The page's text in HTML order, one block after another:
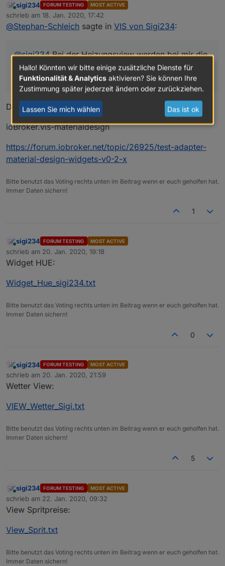
VIEW_Heizung_1_sigi234.txt
View_Hue_Sigi234.txt
nicht mit importiert.
Online
sigi234 FORUM TESTING MOST ACTIVE
schrieb am 18. Jan. 2020, 17:42
zuletzt editiert von
@Stephan-Schleich sagte in VIS von Sigi234:
@sigi234Bei der Heizungsview werden bei mir die
Manuell, Boost und Auto Buttons nicht mit
importiert.
Du brauchst dazu:
ioBroker.vis-materialdesign
https://forum.iobroker.net/topic/26925/test-adapter-
material-design-widgets-v0-2-x
Bitte benutzt das Voting rechts unten im Beitrag wenn er euch geholfen hat.
Immer Daten sichern!
1
Online
sigi234 FORUM TESTING MOST ACTIVE
schrieb am 20. Jan. 2020, 19:18
zuletzt editiert von
Widget HUE:
Widget_Hue_sigi234.txt
Bitte benutzt das Voting rechts unten im Beitrag wenn er euch geholfen hat.
Immer Daten sichern!
0
Online
sigi234 FORUM TESTING MOST ACTIVE
schrieb am 20. Jan. 2020, 21:59
zuletzt editiert von
Wetter View:
VIEW_Wetter_Sigi.txt
Bitte benutzt das Voting rechts unten im Beitrag wenn er euch geholfen hat.
Immer Daten sichern!
5
Online
sigi234 FORUM TESTING MOST ACTIVE
schrieb am 22. Jan. 2020, 09:32
zuletzt editiert von
View Spritpreise:
View_Sprit.txt
Bitte benutzt das Voting rechts unten im Beitrag wenn er euch geholfen hat.
Immer Daten sichern!
Hallo! Könnten wir bitte einige zusätzliche Dienste für
Funktionalität & Analytics aktivieren? Sie können Ihre
Zustimmung später jederzeit ändern oder zurückziehen.
Lassen Sie mich wählen Das ist ok